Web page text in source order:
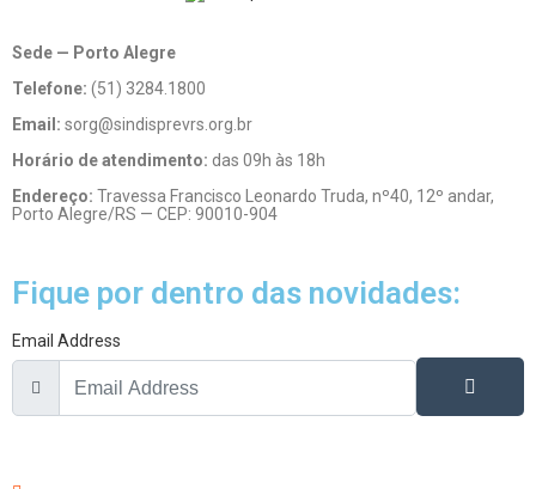
Sede — Porto Alegre
Telefone: (51) 3284.1800
Email: sorg@sindisprevrs.org.br
Horário de atendimento: das 09h às 18h
Endereço: Travessa Francisco Leonardo Truda, nº40, 12º andar,
Porto Alegre/RS — CEP: 90010-904
Fique por dentro das novidades:
Email Address